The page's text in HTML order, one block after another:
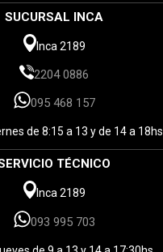
SUCURSAL INCA
Inca 2189
2204 0886
095 468 157
de 8:15 a 13 y de 14 a 18hs
TÉCNICO
Inca 2189
093 995 703